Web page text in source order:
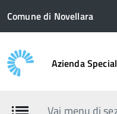
Comune di Novellara
Azienda
Vai menu di